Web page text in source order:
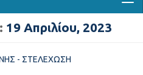
19 Απριλίου, 2023
- ΣΤΕΛΈΧΩΣΗ